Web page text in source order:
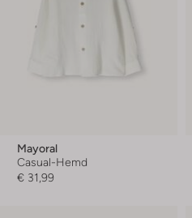
Mayoral
Casual-Hemd
€ 31,99